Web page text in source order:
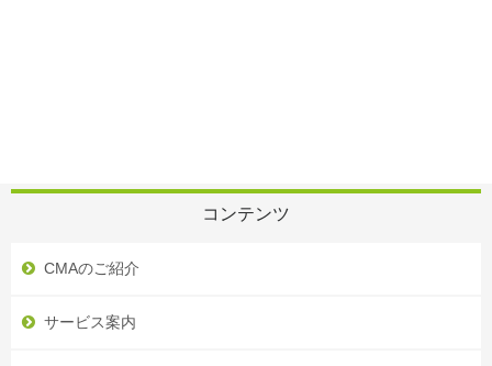
コンテンツ
CMAのご紹介
サービス案内